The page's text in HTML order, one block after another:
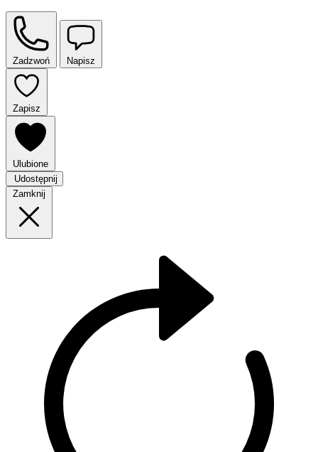
Zadzwoń Napisz
Zapisz
Ulubione
Udostępnij
Zamknij